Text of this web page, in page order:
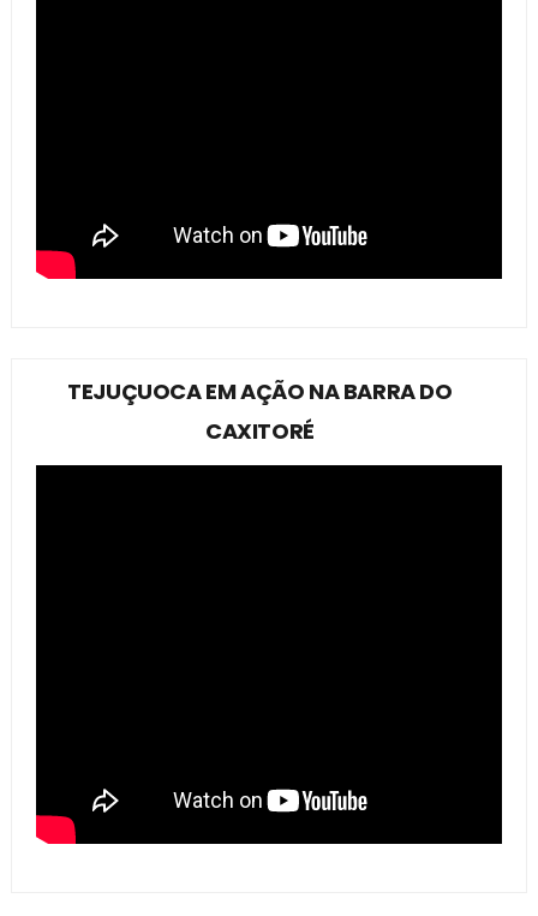
TEJUÇUOCA EM AÇÃO NA BARRA DO
CAXITORÉ